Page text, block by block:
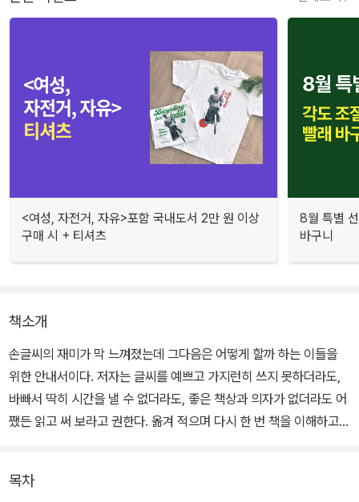
<여성, 자전거, 자유>포함 국내도서 2만 원 이상
구매 시 + 티셔츠
8월 특별
바구니
책소개
손글씨의 재미가 막 느껴졌는데 그다음은 어떻게 할까 하는 이들을
위한 안내서이다. 저자는 글씨를 예쁘고 가지런히 쓰지 못하더라도,
바빠서 딱히 시간을 낼 수 없더라도, 좋은 책상과 의자가 없더라도 어
쨌든 읽고 써 보라고 권한다. 옮겨 적으며 다시 한 번 책을 이해하고
내가 선택한 필기구로 사각사각 소리를 내며 종이 위를 걷는 손맛과
목차